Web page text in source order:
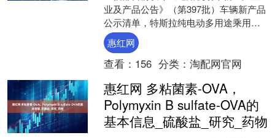
业及产品公告》（第397批）车辆新产品
公示清单，特斯拉纯电动多用途乘用车
在列，为六座车型。特斯拉官方微博透
露，这款名为Mode....
惠红网
查看： 156 分类： 淘配网官网
惠红网 多粘菌素-OVA，
Polymyxin B sulfate-OVA的
基本信息_硫酸盐_研究_药物